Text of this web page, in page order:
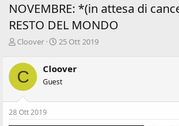
NOVEMBRE: *(in attesa di
RESTO DEL MONDO
A
t
o
r
e
d
i
Cloover
D
a
d
i
25 Ott 2019
C Cloover
Guest
28 Ott 2019